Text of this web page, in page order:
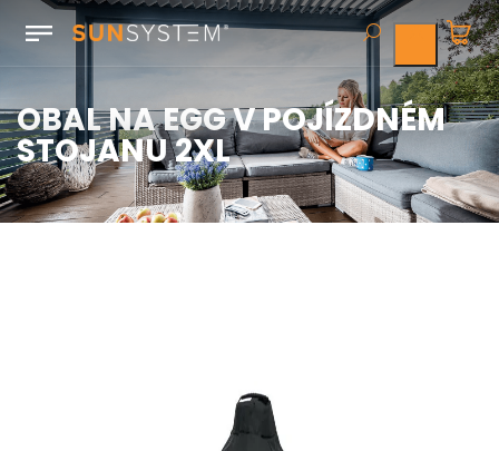
OBAL NA EGG V POJÍZDNÉM
STOJANU 2XL